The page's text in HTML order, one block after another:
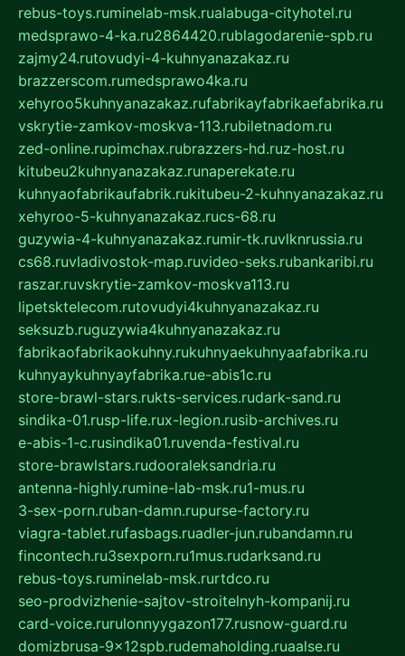
rebus-toys.ruminelab-msk.rualabuga-cityhotel.ru
medsprawo-4-ka.ru2864420.rublagodarenie-spb.ru
zajmy24.rutovudyi-4-kuhnyanazakaz.ru
brazzerscom.rumedsprawo4ka.ru
xehyroo5kuhnyanazakaz.rufabrikayfabrikaefabrika.ru
vskrytie-zamkov-moskva-113.rubiletnadom.ru
zed-online.rupimchax.rubrazzers-hd.ruz-host.ru
kitubeu2kuhnyanazakaz.runaperekate.ru
kuhnyaofabrikaufabrik.rukitubeu-2-kuhnyanazakaz.ru
xehyroo-5-kuhnyanazakaz.rucs-68.ru
guzywia-4-kuhnyanazakaz.rumir-tk.ruvlknrussia.ru
cs68.ruvladivostok-map.ruvideo-seks.rubankaribi.ru
raszar.ruvskrytie-zamkov-moskva113.ru
lipetsktelecom.rutovudyi4kuhnyanazakaz.ru
seksuzb.ruguzywia4kuhnyanazakaz.ru
fabrikaofabrikaokuhny.rukuhnyaekuhnyaafabrika.ru
kuhnyaykuhnyayfabrika.rue-abis1c.ru
store-brawl-stars.rukts-services.rudark-sand.ru
sindika-01.rusp-life.rux-legion.rusib-archives.ru
e-abis-1-c.rusindika01.ruvenda-festival.ru
store-brawlstars.rudooraleksandria.ru
antenna-highly.rumine-lab-msk.ru1-mus.ru
3-sex-porn.ruban-damn.rupurse-factory.ru
viagra-tablet.rufasbags.ruadler-jun.rubandamn.ru
fincontech.ru3sexporn.ru1mus.rudarksand.ru
rebus-toys.ruminelab-msk.rurtdco.ru
seo-prodvizhenie-sajtov-stroitelnyh-kompanij.ru
card-voice.rurulonnyygazon177.rusnow-guard.ru
domizbrusa-9x12spb.rudemaholding.ruaalse.ru